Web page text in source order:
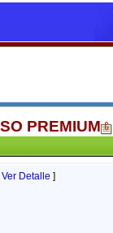
PREMIUM
Ver Detalle ]